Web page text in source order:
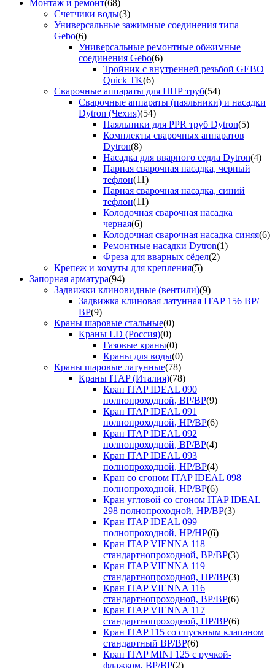
Монтаж и ремонт(68)
Счетчики воды(3)
Универсальные зажимные соединения типа
Gebo(6)
Универсальные ремонтные обжимные
соединения Gebo(6)
Тройник с внутренней резьбой GEBO
Quick TK(6)
Сварочные аппараты для ППР труб(54)
Сварочные аппараты (паяльники) и насадки
Dytron (Чехия)(54)
Паяльники для PPR труб Dytron(5)
Комплекты сварочных аппаратов
Dytron(8)
Насадка для вварного седла Dytron(4)
Парная сварочная насадка, черный
тефлон(11)
Парная сварочная насадка, синий
тефлон(11)
Колодочная сварочная насадка
черная(6)
Колодочная сварочная насадка синяя(6)
Ремонтные насадки Dytron(1)
Фреза для вварных сёдел(2)
Крепеж и хомуты для крепления(5)
Запорная арматура(94)
Задвижки клиновидные (вентили)(9)
Задвижка клиновая латунная ITAP 156 ВР/
ВР(9)
Краны шаровые стальные(0)
Краны LD (Россия)(0)
Газовые краны(0)
Краны для воды(0)
Краны шаровые латунные(78)
Краны ITAP (Италия)(78)
Кран ITAP IDEAL 090
полнопроходной, ВР/ВР(9)
Кран ITAP IDEAL 091
полнопроходной, НР/ВР(6)
Кран ITAP IDEAL 092
полнопроходной, ВР/ВР(4)
Кран ITAP IDEAL 093
полнопроходной, НР/ВР(4)
Кран со сгоном ITAP IDEAL 098
полнопроходной, НР/ВР(6)
Кран угловой со сгоном ITAP IDEAL
298 полнопроходной, НР/ВР(3)
Кран ITAP IDEAL 099
полнопроходной, НР/НР(6)
Кран ITAP VIENNA 118
стандартнопроходной, ВР/ВР(3)
Кран ITAP VIENNA 119
стандартнопроходной, НР/ВР(3)
Кран ITAP VIENNA 116
стандартнопроходной, ВР/ВР(6)
Кран ITAP VIENNA 117
стандартнопроходной, НР/ВР(6)
Кран ITAP 115 со спускным клапаном
стандартный ВР/ВР(6)
Кран ITAP MINI 125 с ручкой-
флажком, ВР/ВР(2)